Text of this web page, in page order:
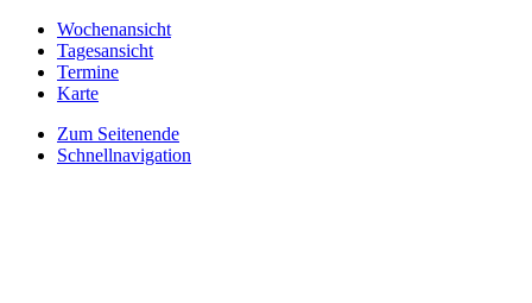
Wochenansicht
Tagesansicht
Termine
Karte
Zum Seitenende
Schnellnavigation